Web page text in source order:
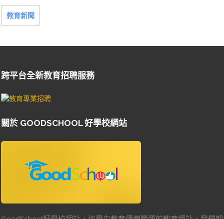
教育新聞
跨平台全新教育招聘服務
關於 GOODSCHOOL 好學校網站